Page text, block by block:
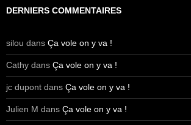
DERNIERS COMMENTAIRES
silou dans Ça vole on y va !
Cathy dans Ça vole on y va !
jc dupont dans Ça vole on y va !
Julien M dans Ça vole on y va !